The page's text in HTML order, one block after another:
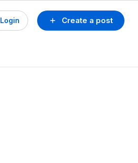
Create a post
Login